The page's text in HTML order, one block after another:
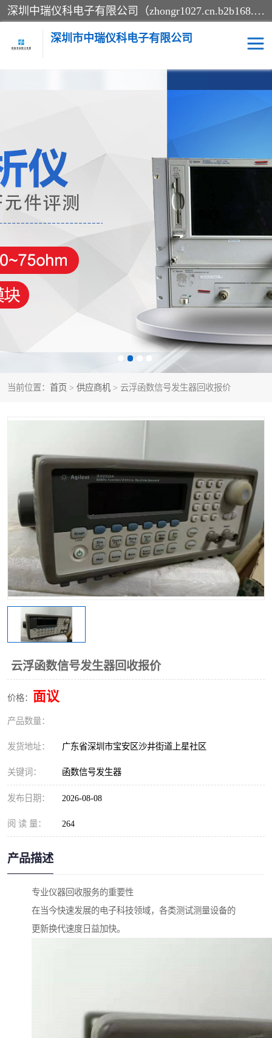
深圳中瑞仪科电子有限公司（zhongr1027.cn.b2b168.com）主要从事回收二手仪器，工厂仪器，回收示波器，KeysightE4980A，FLUKE754，MT8852B，IFR3920，Agilent N4010A，MT8852B等业务，全国统一热线：13570873835。深圳中瑞仪科电子有限公司整批或单出，专业评估高价回收工厂闲置仪器。
深圳市中瑞仪科电子有限公司
当前位置： 首页 > 供应商机 > 云浮函数信号发生器回收报价
云浮函数信号发生器回收报价
价格： 面议
产品数量：
发货地址： 广东省深圳市宝安区沙井街道上星社区
关键词： 函数信号发生器
发布日期： 2026-08-08
阅 读 量： 264
产品描述
专业仪器回收服务的重要性
在当今快速发展的电子科技领域，各类测试测量设备的
更新换代速度日益加快。
电阻-功率计 频谱分析仪
万用表 综合测试仪
蓝牙测试仪 网络分析仪
过程校验仪 电桥测试仪
泰克示波器 电池测试仪
函数信号发生器
校准件
阻抗分析仪